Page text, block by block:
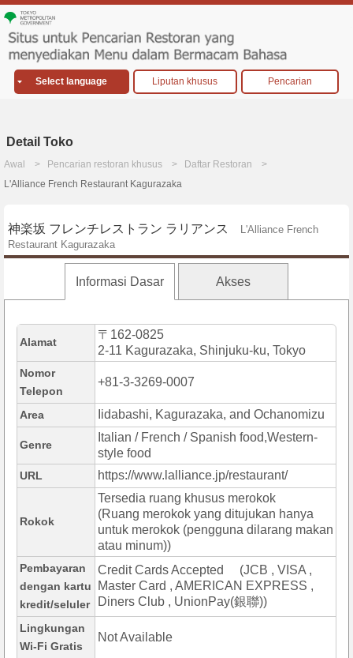
Select language Liputan khusus Pencarian
Detail Toko
Awal Pencarian restoran khusus
Daftar Restoran
L'Alliance French Restaurant Kagurazaka
神楽坂 フレンチレストラン ラリアンス
L'Alliance French
Restaurant Kagurazaka
Informasi Dasar Akses
Alamat
〒162-0825
2-11 Kagurazaka, Shinjuku-ku, Tokyo
Nomor
Telepon
+81-3-3269-0007
Area Iidabashi, Kagurazaka, and Ochanomizu
Genre
Italian / French / Spanish food,Western-
style food
URL https://www.lalliance.jp/restaurant/
Rokok
Tersedia ruang khusus merokok
(Ruang merokok yang ditujukan hanya
untuk merokok (pengguna dilarang makan
atau minum))
Pembayaran
dengan kartu
kredit/seluler
Credit Cards Accepted (JCB , VISA ,
Master Card , AMERICAN EXPRESS ,
Diners Club , UnionPay(銀聯))
Lingkungan
Wi-Fi Gratis
Not Available